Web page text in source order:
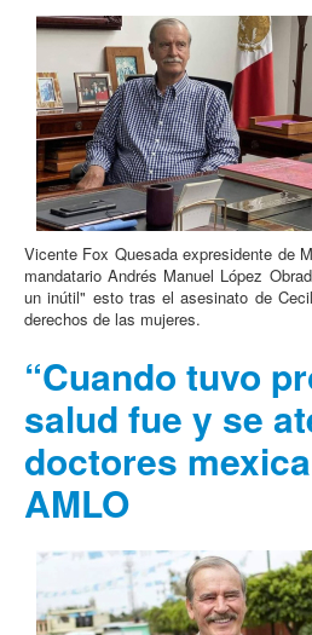
Vicente Fox Quesada expresidente de
mandatario Andrés Manuel López
un inútil" esto tras el asesinato de
derechos de las mujeres.
“Cuando tuvo
salud fue y se
doctores
AMLO